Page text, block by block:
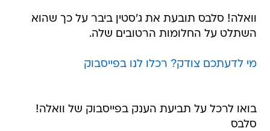
וואלה! סלבס תובעת את ג'סטין ביבר על כך שהוא
השתלט על החלומות הרטובים שלה.
מי לדעתכם צודק? רכלו לנו בפייסבוק
בואו לרכל על תביעת הענק בפייסבוק של וואלה!
סלבס